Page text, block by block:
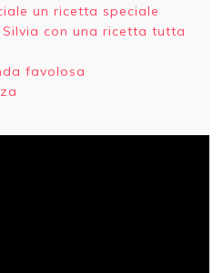
un ricetta speciale
con una ricetta tutta
favolosa